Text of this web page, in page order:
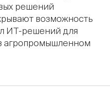
решений
возможность
ИТ-решений для
агропромышленном